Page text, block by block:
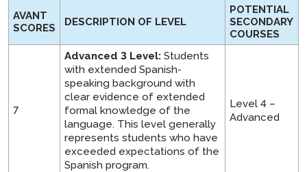
AVANT
SCORES
DESCRIPTION OF LEVEL
POTENTIAL
SECONDARY
COURSES
7
Advanced 3 Level: Students
with extended Spanish-
speaking background with
clear evidence of extended
formal knowledge of the
language. This level generally
represents students who have
exceeded expectations of the
Spanish program.
Level 4 –
Advanced